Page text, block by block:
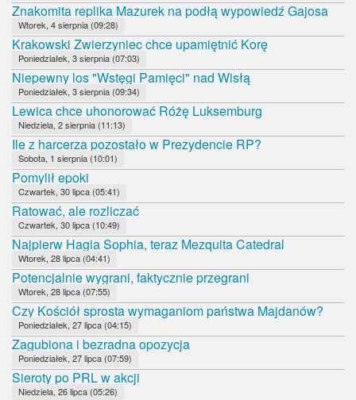
Znakomita replika Mazurek na podłą wypowiedź Gajosa
Wtorek, 4 sierpnia (09:28)
Krakowski Zwierzyniec chce upamiętnić Korę
Poniedziałek, 3 sierpnia (07:03)
Niepewny los "Wstęgi Pamięci" nad Wisłą
Poniedziałek, 3 sierpnia (09:34)
Lewica chce uhonorować Różę Luksemburg
Niedziela, 2 sierpnia (11:13)
Ile z harcerza pozostało w Prezydencie RP?
Sobota, 1 sierpnia (10:01)
Pomylił epoki
Czwartek, 30 lipca (05:41)
Ratować, ale rozliczać
Czwartek, 30 lipca (10:49)
Najpierw Hagia Sophia, teraz Mezquita Catedral
Wtorek, 28 lipca (04:41)
Potencjalnie wygrani, faktycznie przegrani
Wtorek, 28 lipca (07:55)
Czy Kościół sprosta wymaganiom państwa Majdanów?
Poniedziałek, 27 lipca (04:15)
Zagubiona i bezradna opozycja
Poniedziałek, 27 lipca (07:59)
Sieroty po PRL w akcji
Niedziela, 26 lipca (05:26)